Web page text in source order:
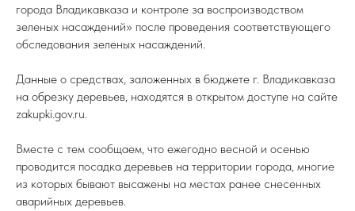
города Владикавказа и контроле за воспроизводством
зеленых насаждений» после проведения соответствующего
обследования зеленых насаждений.
Данные о средствах, заложенных в бюджете г. Владикавказа
на обрезку деревьев, находятся в открытом доступе на сайте
zakupki.gov.ru.
Вместе с тем сообщаем, что ежегодно весной и осенью
проводится посадка деревьев на территории города, многие
из которых бывают высажены на местах ранее снесенных
аварийных деревьев.